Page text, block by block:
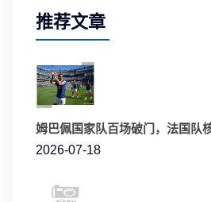
推荐文章
姆巴佩国家队百场破门，法国队
2026-07-18